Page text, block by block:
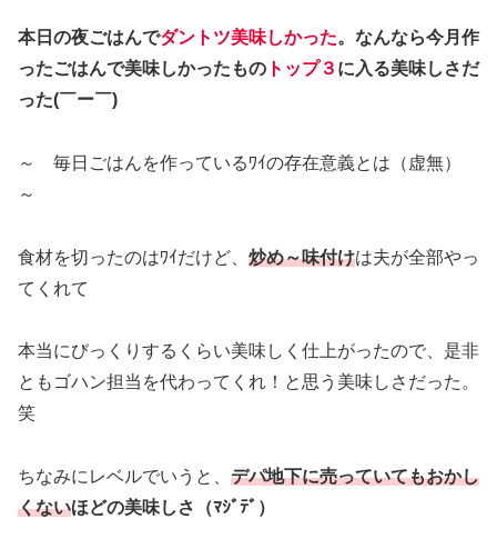
本日の夜ごはんでダントツ美味しかった。なんなら今月作
ったごはんで美味しかったもの トップ３ に入る美味しさだ
った(￣ー￣)
～ 毎日ごはんを作っているﾜｲの存在意義とは（虚無）
～
食材を切ったのはﾜｲだけど、 炒め～味付けは夫が全部やっ
てくれて
本当にびっくりするくらい美味しく仕上がったので、是非
ともゴハン担当を代わってくれ！と思う美味しさだった。
笑
ちなみにレベルでいうと、 デパ地下に売っていてもおかし
くないほどの美味しさ（ﾏｼﾞﾃﾞ）